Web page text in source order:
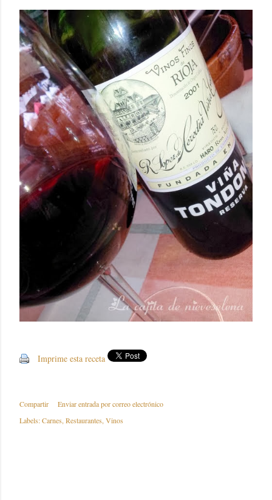
Imprime esta receta
Compartir
Enviar entrada por correo electrónico
Labels:Carnes Restaurantes Vinos